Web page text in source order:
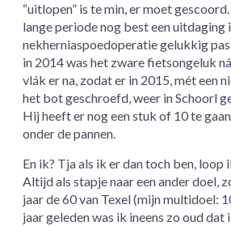
“uitlopen” is te min, er moet
lange periode nog best een uitdaging
nekherniaspoedoperatie gelukkig
in 2014 was het zware fietsongeluk
vlák er na, zodat er in 2015, mét een
het bot geschroefd, weer in Schoorl
Hij heeft er nog een stuk of 10 te
onder de pannen.
En ik? Tja als ik er dan toch ben,
Altijd als stapje naar een ander doel,
jaar de 60 van Texel (mijn multidoel:
jaar geleden was ik ineens zo oud dat